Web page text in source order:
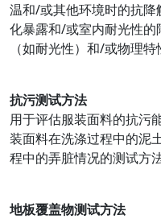
温和/或其他环境时的抗
化暴露和/或室内耐光性
（如耐光性）和/或物理
抗污测试方法
用于评估服装面料的抗污
装面料在洗涤过程中的泥
程中的弄脏情况的测试方法
地板覆盖物测试方法